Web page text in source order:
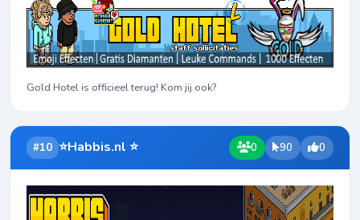
Gold Hotel is officieel terug! Kom jij ook?
#10 ⭐Habbis.nl ⭐ 0 90 0